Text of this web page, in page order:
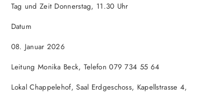
Tag und Zeit Donnerstag, 11.30 Uhr
Datum
08. Januar 2026
Leitung Monika Beck, Telefon 079 734 55 64
Lokal Chappelehof, Saal Erdgeschoss, Kapellstrasse 4,